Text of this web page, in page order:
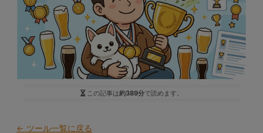
この記事は約389分で読めます。
← ツール一覧に戻る